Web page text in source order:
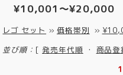
¥10,001～¥20,000
レゴ セット » 価格帯別 »
並び順： [ 発売年代順 ・ 商品登
1